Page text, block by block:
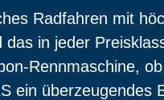
Radfahren mit
in jeder
Rennmaschine,
ein überzeugendes